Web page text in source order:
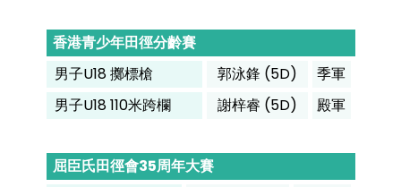
香港青少年田徑分齡賽
男子U18 擲標槍
郭泳鋒 (5D)
季軍
男子U18 110米跨欄
謝梓睿 (5D) 殿軍
屈臣氏田徑會35周年大賽